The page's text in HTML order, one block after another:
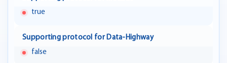
true
Supporting protocol for Data-Highway
false